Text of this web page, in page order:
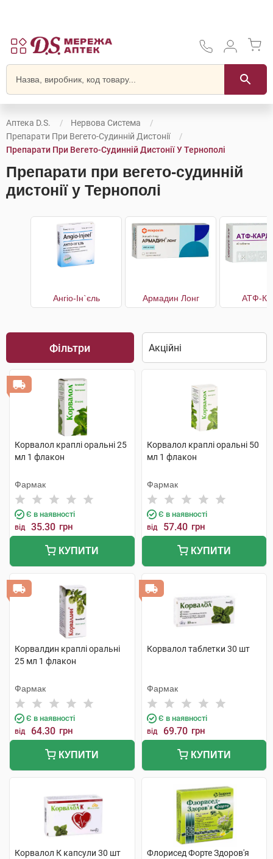
Аптека D.S.
Нервова Система
Препарати При Вегето-Судинній Дистонії
Препарати При Вегето-Судинній Дистонії У Тернополі
Препарати при вегето-судинній
дистонії у Тернополі
Ангіо-Ін`єль Армадин Лонг АТФ-
Фільтри
Корвалол краплі оральні 25
мл 1 флакон
Фармак
Є в наявності
від 35.30 грн
КУПИТИ
Корвалол краплі оральні 50
мл 1 флакон
Фармак
Є в наявності
від 57.40 грн
КУПИТИ
Корвалдин краплі оральні
25 мл 1 флакон
Фармак
Є в наявності
від 64.30 грн
КУПИТИ
Корвалол таблетки 30 шт
Фармак
Є в наявності
від 69.70 грн
КУПИТИ
Корвалол К капсули 30 шт
Флорисед Форте Здоров'я